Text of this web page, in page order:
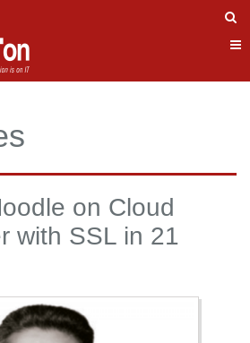
on Cloud
with SSL in 21